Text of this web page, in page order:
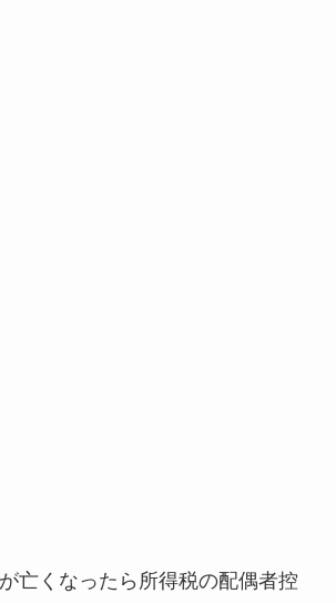
亡くなったら所得税の配偶者控